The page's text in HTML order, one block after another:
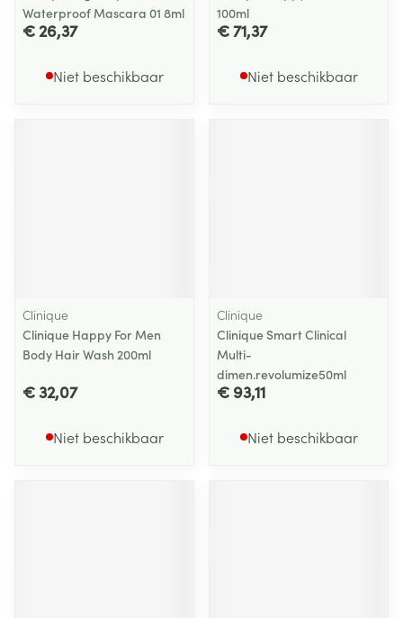
Waterproof Mascara 01 8ml
€ 26,37
Niet beschikbaar
100ml
€ 71,37
Niet beschikbaar
Clinique
Clinique Happy For Men
Body Hair Wash 200ml
€ 32,07
Niet beschikbaar
Clinique
Clinique Smart Clinical
Multi-
dimen.revolumize50ml
€ 93,11
Niet beschikbaar